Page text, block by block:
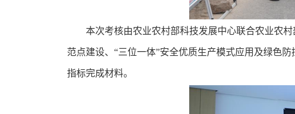
本次考核由农业农村部科技发展中心联合农业农
范点建设、“三位一体”安全优质生产模式应用及绿色
指标完成材料。